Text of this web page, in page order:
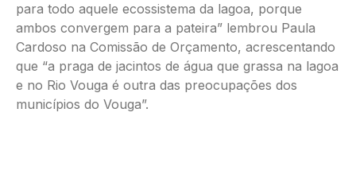
para todo aquele ecossistema da lagoa, porque
ambos convergem para a pateira” lembrou Paula
Cardoso na Comissão de Orçamento, acrescentando
que “a praga de jacintos de água que grassa na lagoa
e no Rio Vouga é outra das preocupações dos
municípios do Vouga”.